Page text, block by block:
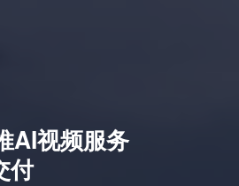
AI视频服务
付